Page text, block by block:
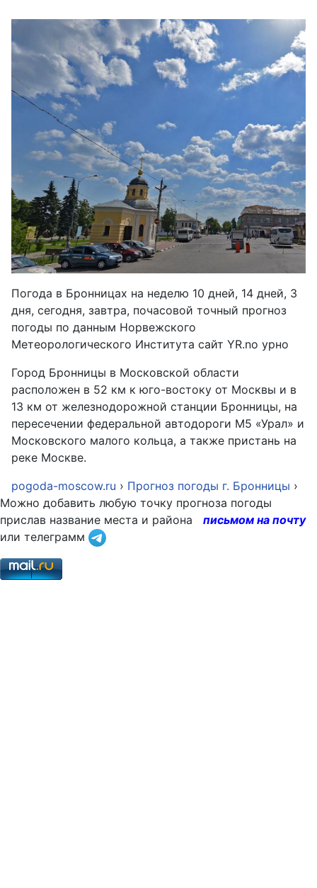
Погода в Бронницах на неделю 10 дней, 14 дней, 3
дня, сегодня, завтра, почасовой точный прогноз
погоды по данным Норвежского
Метеорологического Института сайт YR.no урно
Город Бронницы в Московской области
расположен в 52 км к юго-востоку от Москвы и в
13 км от железнодорожной станции Бронницы, на
пересечении федеральной автодороги М5 «Урал» и
Московского малого кольца, а также пристань на
реке Москве.
pogoda-moscow.ru › Прогноз погоды г. Бронницы ›
Можно добавить любую точку прогноза погоды
прислав название места и района
письмом на почту
или телеграмм